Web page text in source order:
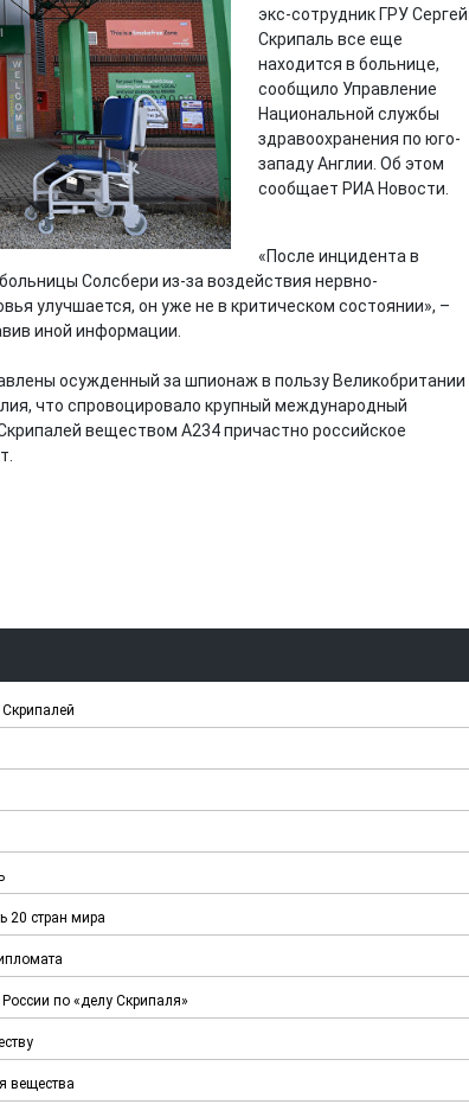
экс-сотрудник ГРУ Сергей
Скрипаль все еще
находится в больнице,
сообщило Управление
Национальной службы
здравоохранения по юго-
западу Англии. Об этом
сообщает РИА Новости.
«После инцидента в
Солсбери из-за воздействия нервно-
улучшается, он уже не в критическом состоянии», –
иной информации.
осужденный за шпионаж в пользу Великобритании
что спровоцировало крупный международный
веществом А234 причастно российское
20 стран мира
по «делу Скрипаля»
вещества